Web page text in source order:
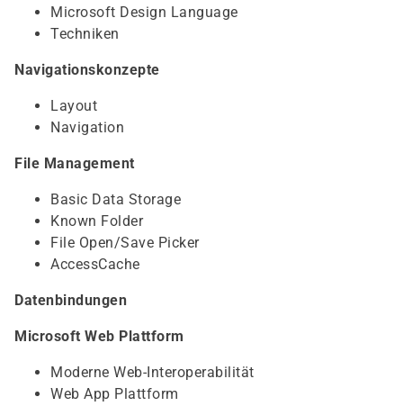
Microsoft Design Language
Techniken
Navigationskonzepte
Layout
Navigation
File Management
Basic Data Storage
Known Folder
File Open/Save Picker
AccessCache
Datenbindungen
Microsoft Web Plattform
Moderne Web-Interoperabilität
Web App Plattform